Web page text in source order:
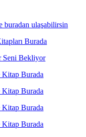
buradan ulaşabilirsin
Burada
Seni Bekliyor
Burada
Burada
Burada
Burada